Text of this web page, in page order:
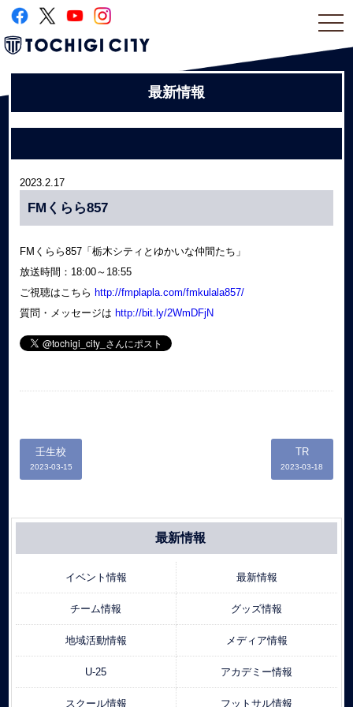
最新情報
2023.2.17
FMくらら857
FMくらら857「栃木シティとゆかいな仲間たち」
放送時間：18:00～18:55
ご視聴はこちら http://fmplapla.com/fmkulala857/
質問・メッセージは http://bit.ly/2WmDFjN
壬生校
2023-03-15
TR
2023-03-18
最新情報
イベント情報 最新情報
チーム情報 グッズ情報
地域活動情報 メディア情報
U-25 アカデミー情報
スクール情報 フットサル情報